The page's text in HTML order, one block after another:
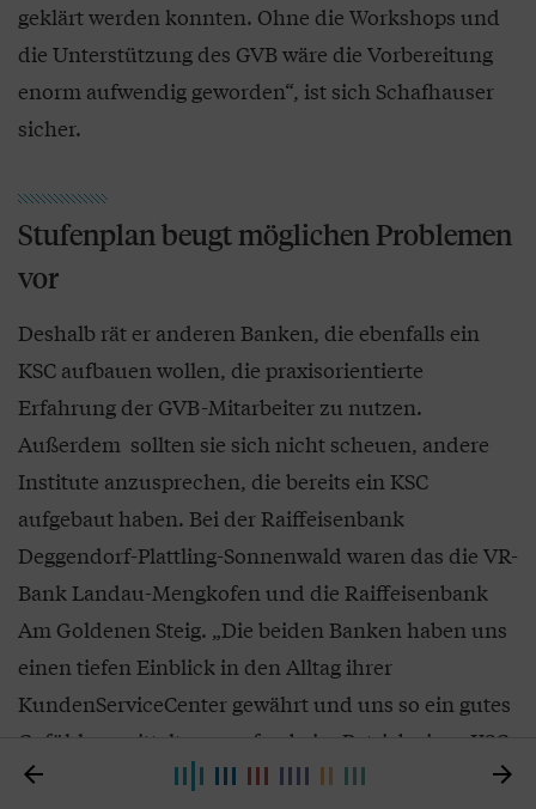
geklärt werden konnten. Ohne die Workshops und
die Unterstützung des GVB wäre die Vorbereitung
enorm aufwendig geworden“, ist sich Schafhauser
sicher.
Stufenplan beugt möglichen Problemen
vor
Deshalb rät er anderen Banken, die ebenfalls ein
KSC aufbauen wollen, die praxisorientierte
Erfahrung der GVB-Mitarbeiter zu nutzen.
Außerdem sollten sie sich nicht scheuen, andere
Institute anzusprechen, die bereits ein KSC
aufgebaut haben. Bei der Raiffeisenbank
Deggendorf-Plattling-Sonnenwald waren das die VR-
Bank Landau-Mengkofen und die Raiffeisenbank
Am Goldenen Steig. „Die beiden Banken haben uns
einen tiefen Einblick in den Alltag ihrer
KundenServiceCenter gewährt und uns so ein gutes
Gefühl vermittelt, worauf es beim Betrieb eines KSC
ankommt“, sagt Schafhauser.
 